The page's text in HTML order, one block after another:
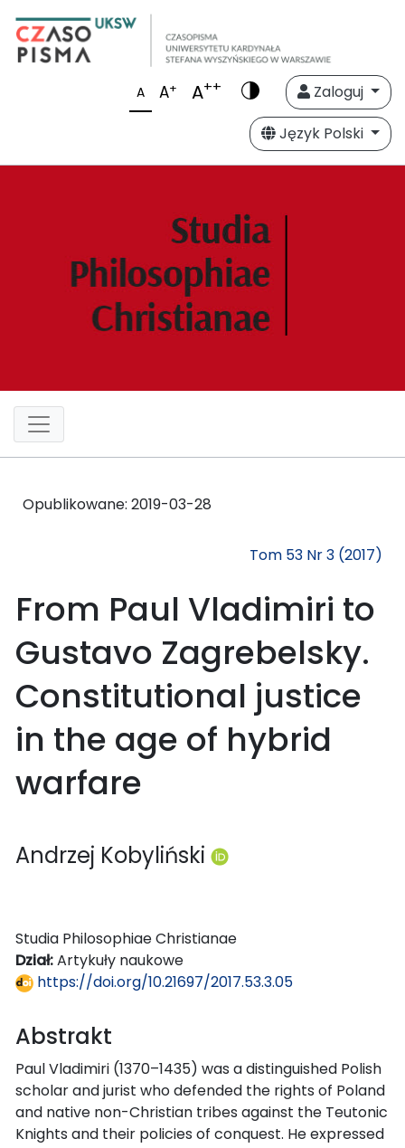
A A+ A++
Zaloguj
Język Polski
Opublikowane: 2019-03-28
Tom 53 Nr 3 (2017)
From Paul Vladimiri to
Gustavo Zagrebelsky.
Constitutional justice
in the age of hybrid
warfare
Andrzej Kobyliński
Studia Philosophiae Christianae
Dział:Artykuły naukowe
https://doi.org/10.21697/2017.53.3.05
Abstrakt
Paul Vladimiri (1370–1435) was a distinguished Polish
scholar and jurist who defended the rights of Poland
and native non-Christian tribes against the Teutonic
Knights and their policies of conquest. He expressed